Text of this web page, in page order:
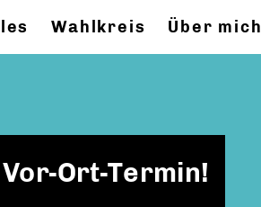
Wahlkreis Über mich
Ort-Termin!